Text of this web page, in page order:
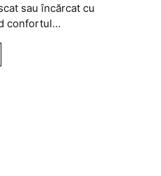
sau încărcat cu
confortul…